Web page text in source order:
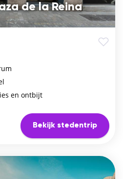
de la Reina
en ontbijt
Bekijk stedentrip